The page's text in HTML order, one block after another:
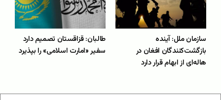
سازمان ملل: آینده
بازگشت‌کنندگان افغان در
هاله‌ای از ابهام قرار دارد
طالبان: قزاقستان تصمیم دارد
سفیر «امارت اسلامی» را بپذیرد